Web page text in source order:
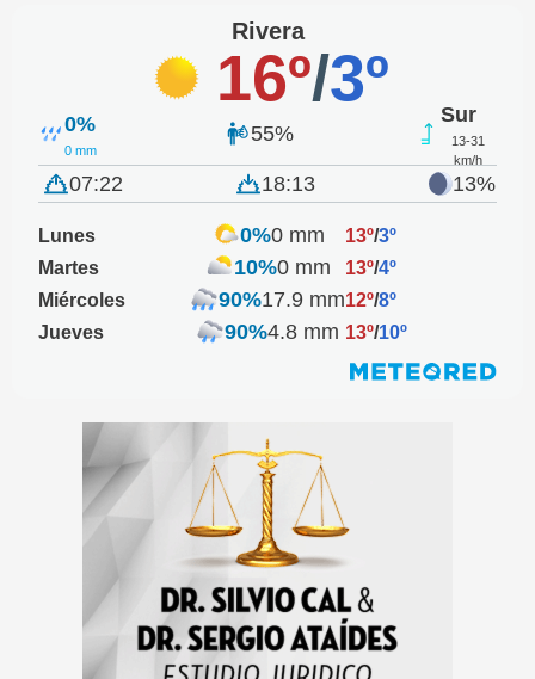
Rivera
16º/3º
0%
0 mm
55%
Sur
13-31
km/h
07:22 18:13 13%
Lunes 0%0 mm 13º/3º
Martes
10%0 mm 13º/4º
Miércoles
90%17.9 mm12º/8º
Jueves
90%4.8 mm 13º/10º